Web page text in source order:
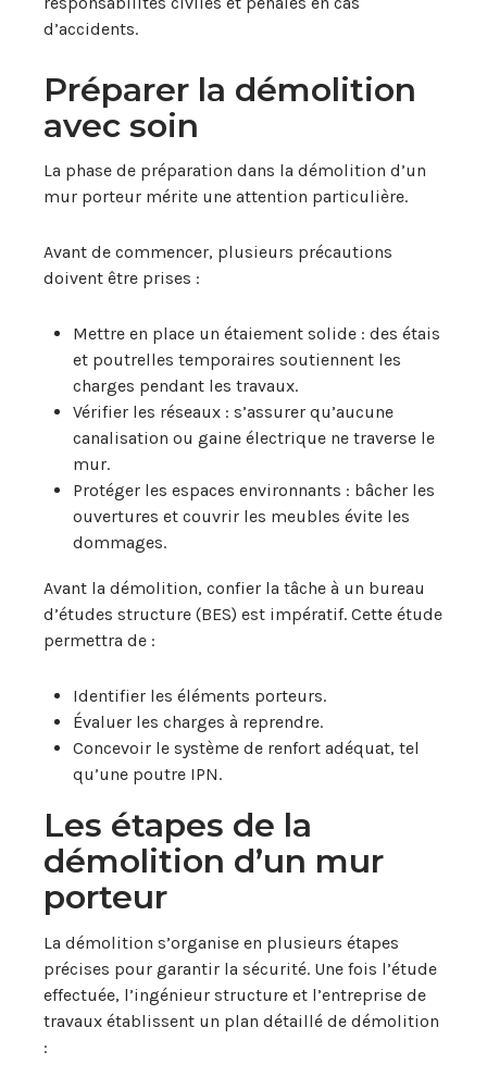
d’accidents.
Préparer la démolition
avec soin
La phase de préparation dans la démolition d’un
mur porteur mérite une attention particulière.
Avant de commencer, plusieurs précautions
doivent être prises :
Mettre en place un étaiement solide : des étais
et poutrelles temporaires soutiennent les
charges pendant les travaux.
Vérifier les réseaux : s’assurer qu’aucune
canalisation ou gaine électrique ne traverse le
mur.
Protéger les espaces environnants : bâcher les
ouvertures et couvrir les meubles évite les
dommages.
Avant la démolition, confier la tâche à un bureau
d’études structure (BES) est impératif. Cette étude
permettra de :
Identifier les éléments porteurs.
Évaluer les charges à reprendre.
Concevoir le système de renfort adéquat, tel
qu’une poutre IPN.
Les étapes de la
démolition d’un mur
porteur
La démolition s’organise en plusieurs étapes
précises pour garantir la sécurité. Une fois l’étude
effectuée, l’ingénieur structure et l’entreprise de
travaux établissent un plan détaillé de démolition
: